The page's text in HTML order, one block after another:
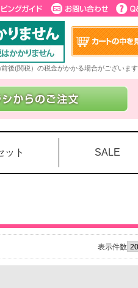
後(関税）の税金がかかる場合がございます
ット SALE
表示件数